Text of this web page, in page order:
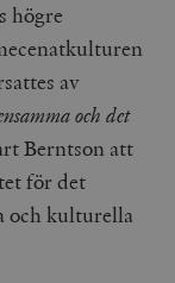
högre
av
och det
Berntson att
för det
och kulturella